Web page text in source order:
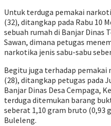
Untuk terduga pemakai
(32), ditangkap pada Rabu 10
sebuah rumah di Banjar Dinas
Sawan, dimana petugas
narkotika jenis sabu-sabu
Begitu juga terhadap pemakai
(28), ditangkap petugas pada
Banjar Dinas Desa Cempaga,
terduga ditemukan barang
seberat 1,10 gram bruto (0,93
Buleleng.